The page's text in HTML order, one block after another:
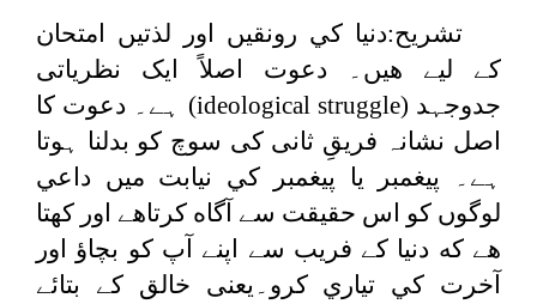
تشریح:دنيا كي رونقيں اور لذتيں امتحان
كے لیے هيں۔ دعوت اصلاً ایک نظریاتی
جدوجہد (ideological struggle) ہے۔ دعوت کا
اصل نشانہ فریقِ ثانی کی سوچ کو بدلنا ہوتا
ہے۔ پيغمبر يا پيغمبر كي نيابت ميں داعي
لوگوں كو اس حقيقت سے آگاه كرتاهے اور كهتا
هے كه دنيا كے فريب سے اپنے آپ كو بچاؤ اور
آخرت كي تياري كرو۔یعنی خالق کے بتائے